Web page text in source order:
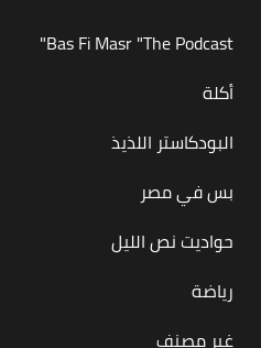
Bas Fi Masr "The Podcast"
أكلة
البودكاستر اللذيذ
بس في مصر
حواديت نص الليل
رياضة
غير مصنف